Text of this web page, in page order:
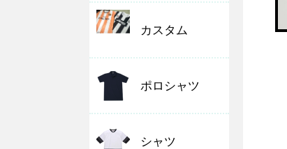
カスタム
ポロシャツ
シャツ